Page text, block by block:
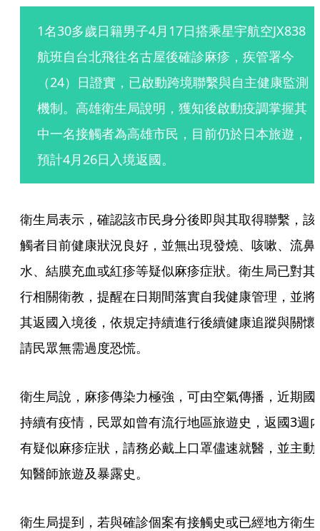
1名30多歲日籍男子4月17日搭乘星宇航空JX838
航班自台北飛往名古屋後確診麻疹，疾管署今
（24）日證實，已啟動跨境聯繫與自主健康監測
機制。高雄衛生局說明，獲知後啟動疫調掌握其
中一名接觸者為高雄市民，目前仍於日本旅遊，
預計4月26日入境返國。
衛生局表示，確認該市民身分後即與其取得聯繫，該
觸者目前健康狀況良好，並無出現發燒、咳嗽、流鼻
水、結膜充血或紅疹等疑似麻疹症狀。衛生局已對其
行相關衛教，提醒在日期間落實自我健康管理，並將
其返國入境後，依規定持續進行後續健康追蹤與關懷
請民眾無需過度恐慌。
衛生局說，麻疹傳染力極強，可由空氣傳播，近期國
持續有疫情，民眾如曾有流行地區旅遊史，返國3週
有疑似麻疹症狀，請務必戴上口罩儘速就醫，並主動
知醫師旅遊及暴露史。
衛生局提到，若與確診個案有接觸史或已經地方衛生